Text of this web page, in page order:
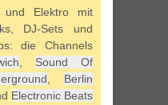
und Elektro mit
DJ-Sets und
die Channels
, Sound Of
, Berlin
Electronic Beats